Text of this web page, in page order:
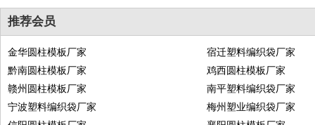
推荐会员
金华圆柱模板厂家
宿迁塑料编织袋厂家
黔南圆柱模板厂家
鸡西圆柱模板厂家
赣州圆柱模板厂家
南平塑料编织袋厂家
宁波塑料编织袋厂家
梅州塑业编织袋厂家